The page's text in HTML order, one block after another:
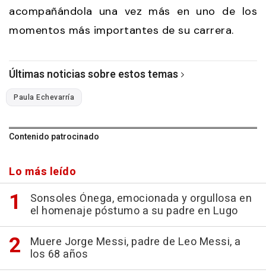
acompañándola una vez más en uno de los
momentos más importantes de su carrera.
Últimas noticias sobre estos temas
Paula Echevarría
Contenido patrocinado
Lo más leído
Sonsoles Ónega, emocionada y orgullosa en
el homenaje póstumo a su padre en Lugo
Muere Jorge Messi, padre de Leo Messi, a
los 68 años